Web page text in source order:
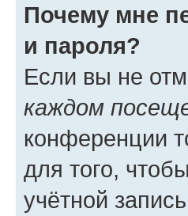
Почему мне
и пароля?
Если вы не
каждом
конференции
для того,
учётной